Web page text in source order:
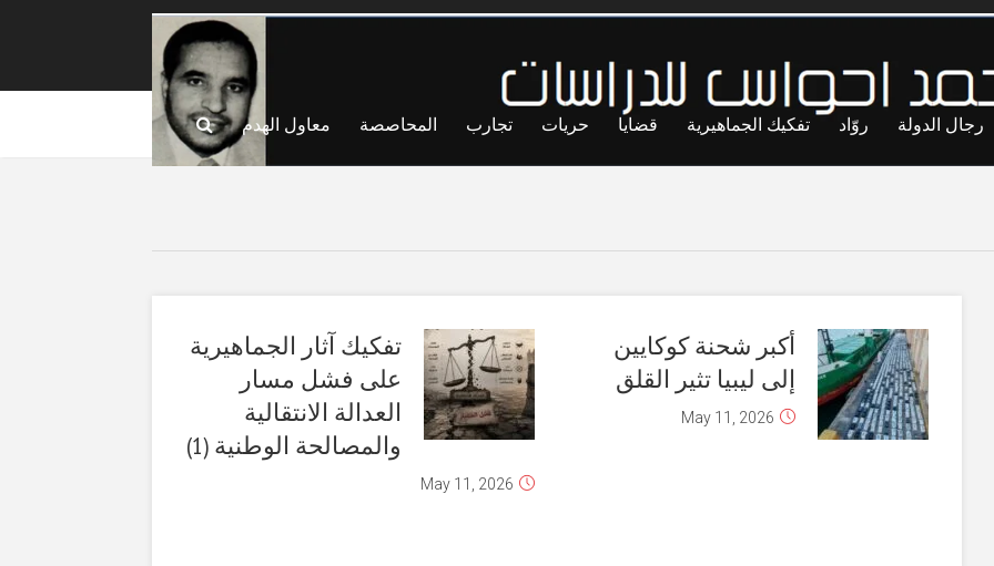
رجال الدولة روّاد تفكيك الجماهيرية قضايا حريات تجارب المحاصصة معاول الهدم
تفكيك آثار الجماهيرية
على فشل مسار
العدالة الانتقالية
والمصالحة الوطنية (1)
May 11, 2026
أكبر شحنة كوكايين
إلى ليبيا تثير القلق
May 11, 2026